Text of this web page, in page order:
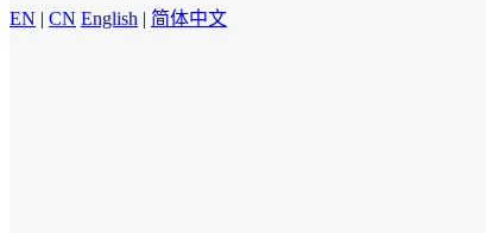
EN | CN English | 简体中文